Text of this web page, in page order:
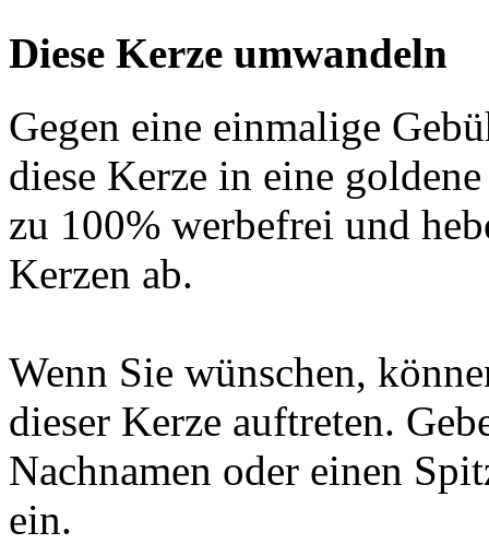
Diese Kerze umwandeln
Gegen eine einmalige
diese Kerze in eine
zu 100% werbefrei und
Kerzen ab.
Wenn Sie wünschen,
dieser Kerze auftreten.
Nachnamen oder einen
ein.